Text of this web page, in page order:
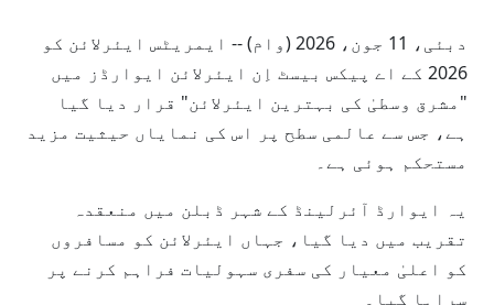
دبئی، 11 جون، 2026 (وام) -- ایمریٹس ایئرلائن کو
2026 کے اے پیکس بیسٹ اِن ایئرلائن ایوارڈز میں
"مشرق وسطیٰ کی بہترین ایئرلائن" قرار دیا گیا
ہے، جس سے عالمی سطح پر اس کی نمایاں حیثیت مزید
مستحکم ہوئی ہے۔
یہ ایوارڈ آئرلینڈ کے شہر ڈبلن میں منعقدہ
تقریب میں دیا گیا، جہاں ایئرلائن کو مسافروں
کو اعلیٰ معیار کی سفری سہولیات فراہم کرنے پر
سراہا گیا۔